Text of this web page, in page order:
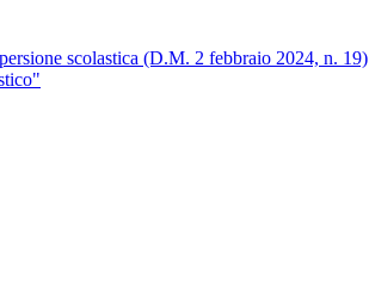
scolastica (D.M. 2 febbraio 2024, n. 19)